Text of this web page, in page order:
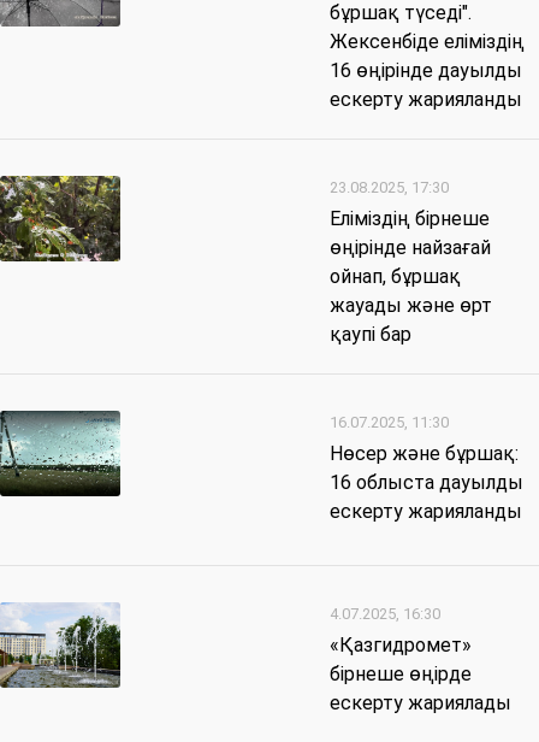
бұршақ түседі".
Жексенбіде еліміздің
16 өңірінде дауылды
ескерту жарияланды
23.08.2025, 17:30
Еліміздің бірнеше
өңірінде найзағай
ойнап, бұршақ
жауады және өрт
қаупі бар
16.07.2025, 11:30
Нөсер және бұршақ:
16 облыста дауылды
ескерту жарияланды
4.07.2025, 16:30
«Қазгидромет»
бірнеше өңірде
ескерту жариялады